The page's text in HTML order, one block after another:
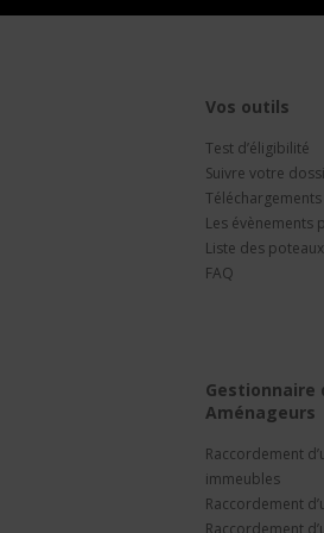
Vos outils
Test d’éligibilité
Suivre votre
Téléchargements
Les évènements
Liste des
FAQ
Gestionnaire
Aménageurs
Raccordement
immeubles
Raccordement